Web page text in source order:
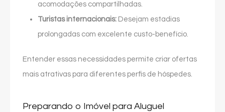
acomodações compartilhadas.
Turistas internacionais: Desejam estadias
prolongadas com excelente custo-benefício.
Entender essas necessidades permite criar ofertas
mais atrativas para diferentes perfis de hóspedes.
Preparando o Imóvel para Aluguel